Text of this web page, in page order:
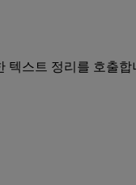
텍스트 정리를 호출합